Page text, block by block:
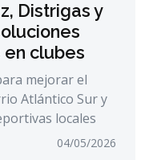
Distrigas y
en clubes
mejorar el
Atlántico Sur y
locales
04/05/2026